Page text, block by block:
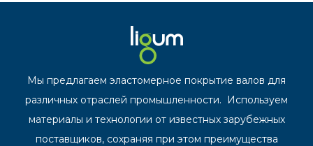
Мы предлагаем эластомерное покрытие валов для
различных отраслей промышленности. Используем
материалы и технологии от известных зарубежных
поставщиков, сохраняя при этом преимущества